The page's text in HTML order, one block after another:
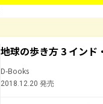
地球の歩き方 3 インド
D-Books
2018.12.20 発売